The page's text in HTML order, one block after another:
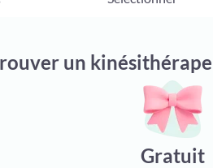
un
Gratuit